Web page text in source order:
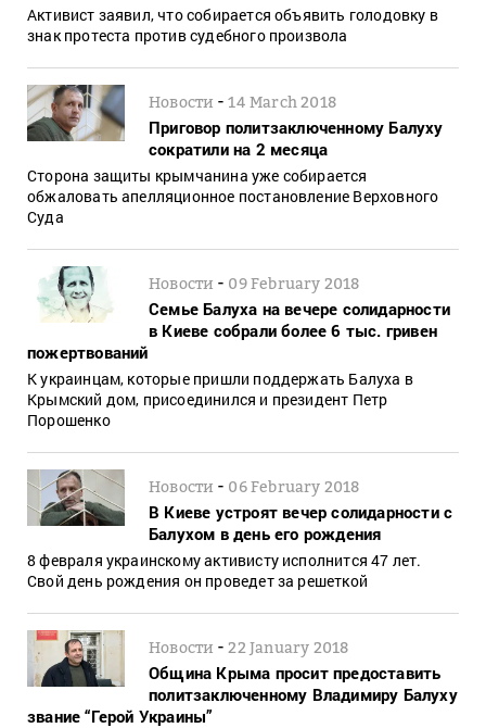
Активист заявил, что собирается объявить голодовку в
знак протеста против судебного произвола
Новости -14 March 2018
Приговор политзаключенному Балуху
сократили на 2 месяца
Сторона защиты крымчанина уже собирается
обжаловать апелляционное постановление Верховного
Суда
Новости - 09 February 2018
Семье Балуха на вечере солидарности
в Киеве собрали более 6 тыс. гривен
пожертвований
К украинцам, которые пришли поддержать Балуха в
Крымский дом, присоединился и президент Петр
Порошенко
Новости - 06 February 2018
В Киеве устроят вечер солидарности с
Балухом в день его рождения
8 февраля украинскому активисту исполнится 47 лет.
Свой день рождения он проведет за решеткой
Новости -22 January 2018
Община Крыма просит предоставить
политзаключенному Владимиру Балуху
звание “Герой Украины”